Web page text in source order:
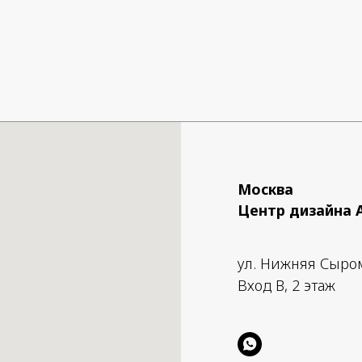
Москва
Центр дизайна
ул. Нижняя
Вход B, 2 этаж